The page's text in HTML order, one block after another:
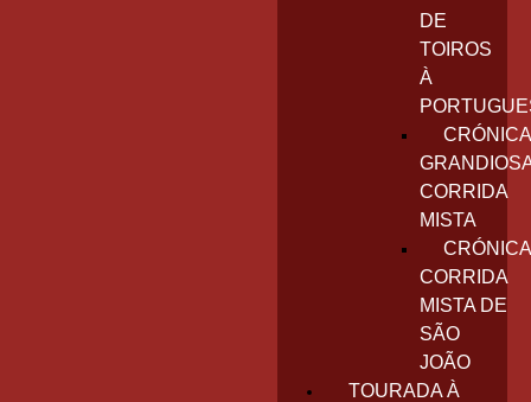
DE
TOIROS
À
CRÓNICA
CORRIDA
MISTA
CRÓNICA
CORRIDA
MISTA DE
SÃO
JOÃO
TOURADA À